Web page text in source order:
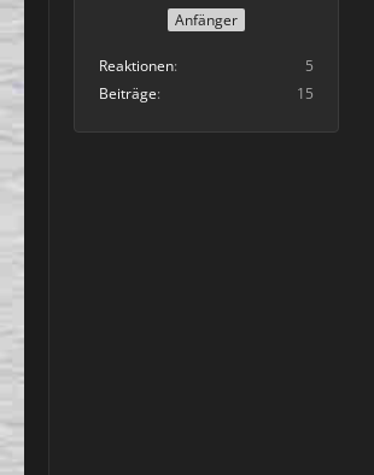
Anfänger
Reaktionen
5
Beiträge
15